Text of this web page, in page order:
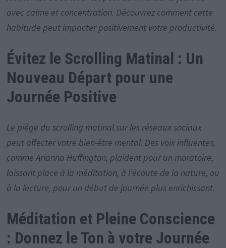
avec calme et concentration. Découvrez comment cette
habitude peut impacter positivement votre productivité.
Évitez le Scrolling Matinal : Un
Nouveau Départ pour une
Journée Positive
Le piège du scrolling matinal sur les réseaux sociaux
peut affecter votre bien-être mental. Des voix influentes,
comme Arianna Huffington, plaident pour un moratoire,
laissant place à la méditation, à l’écoute de la nature, ou
à la lecture, pour un début de journée plus enrichissant.
Méditation et Pleine Conscience
: Donnez le Ton à votre Journée